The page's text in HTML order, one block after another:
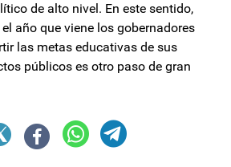
de alto nivel. En este sentido,
año que viene los gobernadores
las metas educativas de sus
públicos es otro paso de gran